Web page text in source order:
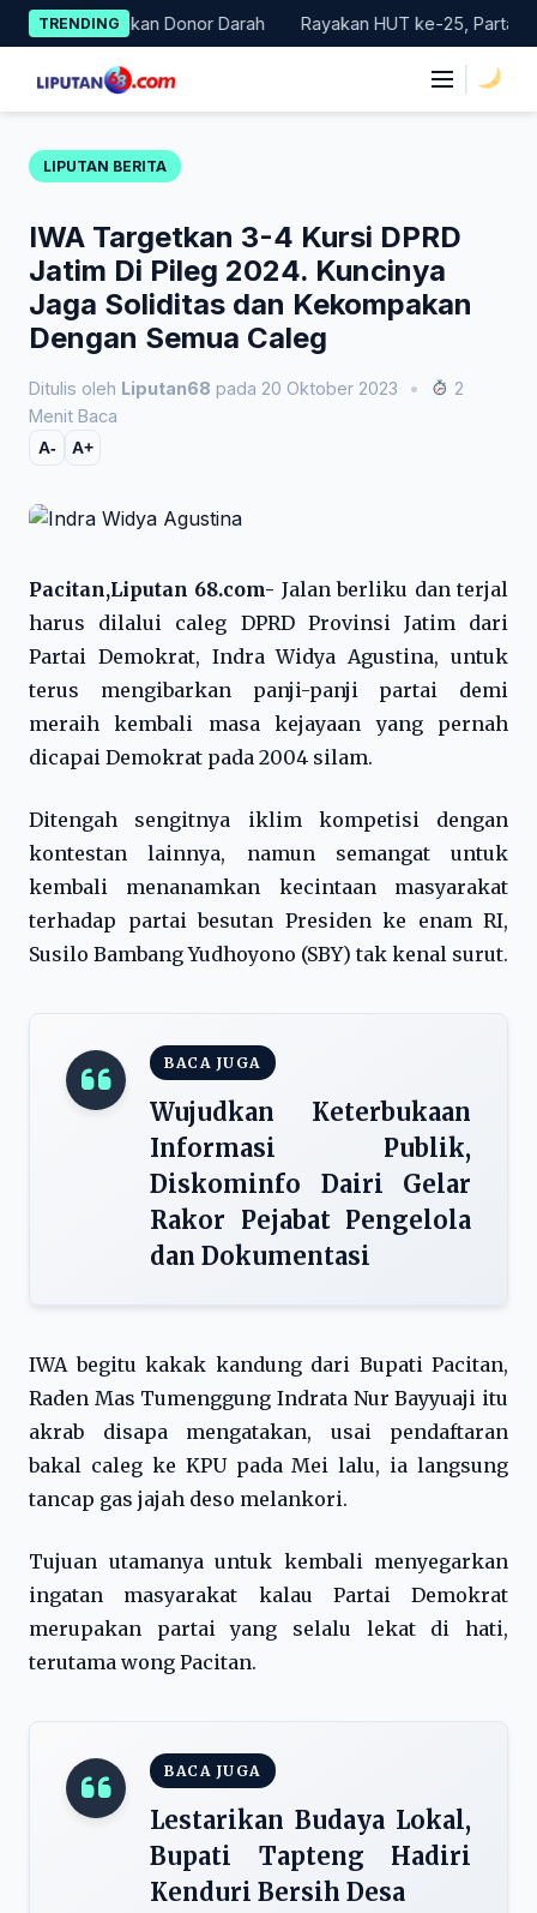
Skip
to
content
TRENDING
Gerakan Donor Darah Rayakan HUT ke-25, Partai
LIPUTAN BERITA
IWA Targetkan 3-4 Kursi DPRD
Jatim Di Pileg 2024. Kuncinya
Jaga Soliditas dan Kekompakan
Dengan Semua Caleg
Ditulis oleh Liputan68 pada 20 Oktober 2023 •
2
Menit Baca
A- A+
Pacitan,Liputan 68.com- Jalan berliku dan terjal
harus dilalui caleg DPRD Provinsi Jatim dari
Partai Demokrat, Indra Widya Agustina, untuk
terus mengibarkan panji-panji partai demi
meraih kembali masa kejayaan yang pernah
dicapai Demokrat pada 2004 silam.
Ditengah sengitnya iklim kompetisi dengan
kontestan lainnya, namun semangat untuk
kembali menanamkan kecintaan masyarakat
terhadap partai besutan Presiden ke enam RI,
Susilo Bambang Yudhoyono (SBY) tak kenal surut.
BACA JUGA
Wujudkan Keterbukaan
Informasi Publik,
Diskominfo Dairi Gelar
Rakor Pejabat Pengelola
dan Dokumentasi
IWA begitu kakak kandung dari Bupati Pacitan,
Raden Mas Tumenggung Indrata Nur Bayyuaji itu
akrab disapa mengatakan, usai pendaftaran
bakal caleg ke KPU pada Mei lalu, ia langsung
tancap gas jajah deso melankori.
Tujuan utamanya untuk kembali menyegarkan
ingatan masyarakat kalau Partai Demokrat
merupakan partai yang selalu lekat di hati,
terutama wong Pacitan.
BACA JUGA
Lestarikan Budaya Lokal,
Bupati Tapteng Hadiri
Kenduri Bersih Desa